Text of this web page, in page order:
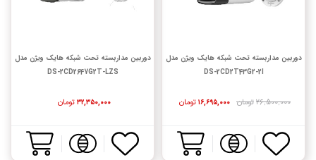
دوربین مداربسته تحت شبکه هایک ویژن مدل
DS-2CD2T43G2-2I
۲۶,۵۰۰,۰۰۰تومان ۱۶,۶۹۵,۰۰۰ تومان
دوربین مداربسته تحت شبکه هایک ویژن مدل
DS-2CD2647G2T-LZS
۳۲,۳۵۰,۰۰۰ تومان